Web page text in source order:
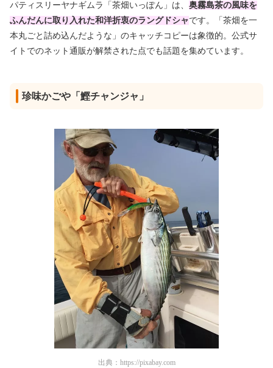
パティスリーヤナギムラ「茶畑いっぽん」は、 奥霧島茶の風味を
ふんだんに取り入れた和洋折衷のラングドシャです。「茶畑を一
本丸ごと詰め込んだような」のキャッチコピーは象徴的。公式サ
イトでのネット通販が解禁された点でも話題を集めています。
珍味かごや「鰹チャンジャ」
出典： https://pixabay.com